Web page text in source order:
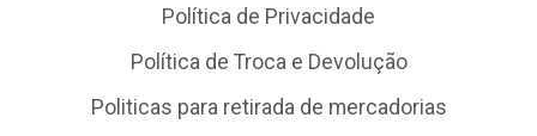
Política de Privacidade
Política de Troca e Devolução
Politicas para retirada de mercadorias